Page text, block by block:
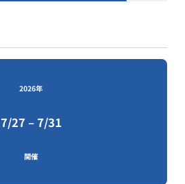
2026年
7/27 – 7/31
開催